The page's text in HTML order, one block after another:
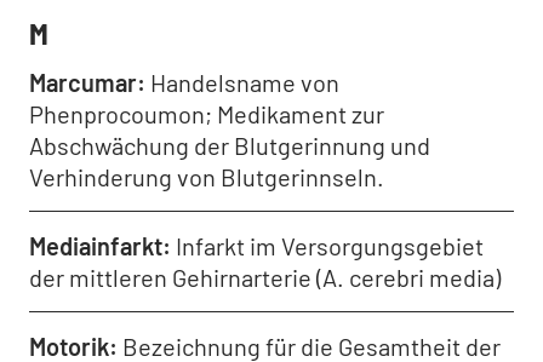
M
Marcumar Handelsname von
Phenprocoumon; Medikament zur
Abschwächung der Blutgerinnung und
Verhinderung von Blutgerinnseln.
Mediainfarkt Infarkt im Versorgungsgebiet
der mittleren Gehirnarterie (A. cerebri media)
Motorik Bezeichnung für die Gesamtheit der